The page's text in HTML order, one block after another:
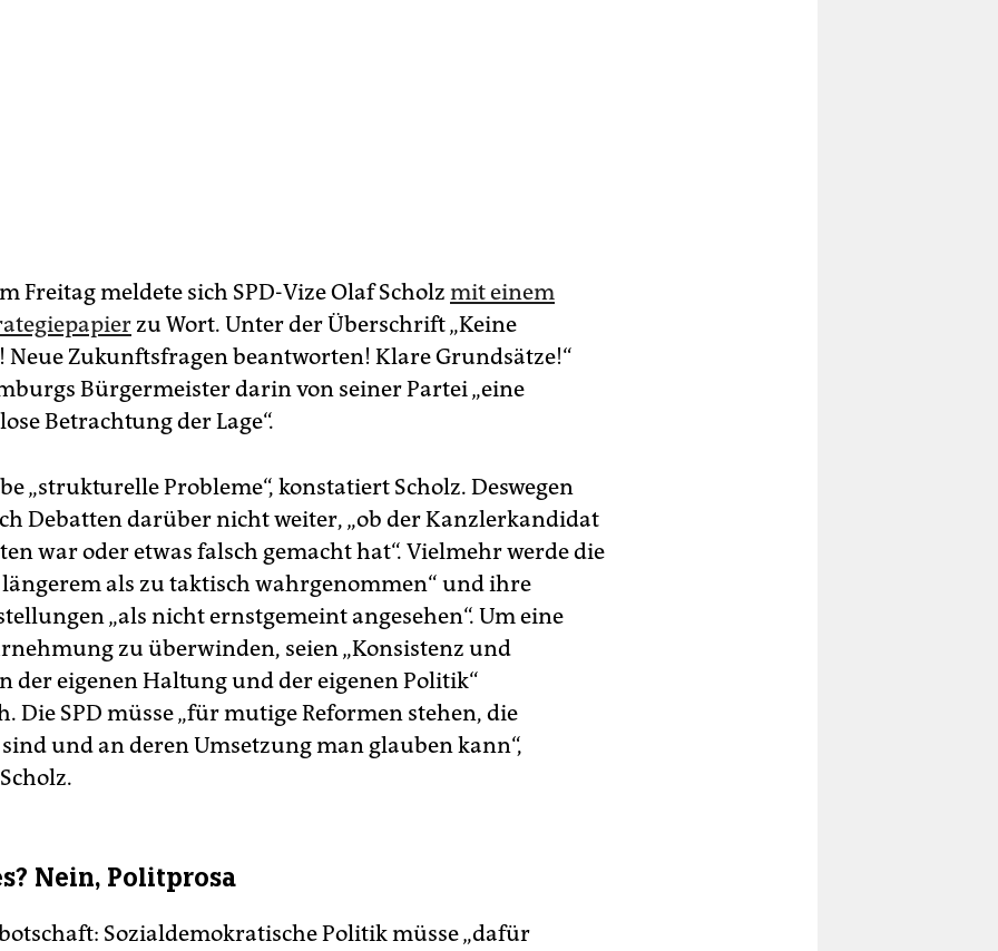
Freitag meldete sich SPD-Vize Olaf Scholz mit einem
zu Wort. Unter der Überschrift „Keine
Neue Zukunftsfragen beantworten! Klare Grundsätze!“
Bürgermeister darin von seiner Partei „eine
Betrachtung der Lage“.
„strukturelle Probleme“, konstatiert Scholz. Deswegen
Debatten darüber nicht weiter, „ob der Kanzlerkandidat
war oder etwas falsch gemacht hat“. Vielmehr werde die
längerem als zu taktisch wahrgenommen“ und ihre
„als nicht ernstgemeint angesehen“. Um eine
zu überwinden, seien „Konsistenz und
der eigenen Haltung und der eigenen Politik“
Die SPD müsse „für mutige Reformen stehen, die
und an deren Umsetzung man glauben kann“,
Nein, Politprosa
Sozialdemokratische Politik müsse „dafür